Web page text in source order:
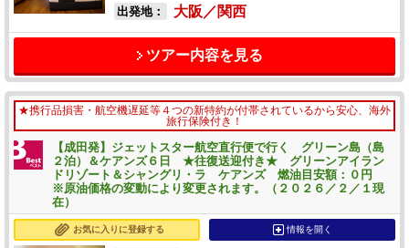
出発地： 大阪／関西
ツアー内容を見る
★携行品損害・航空機遅延等４つの新特約が付帯されているから安心、海外
旅行保険付き！
【成田発】ジェットスター航空直行便で行く グリーン島（島
２泊）＆ケアンズ６日 ★往復送迎付き★ グリーンアイラン
ドリゾート＆シャングリ・ラ ケアンズ 燃油目安額：０円
※原油価格の変動により変更されます。（２０２６／２／１現
在）
お気に入りに登録する 情報を開く